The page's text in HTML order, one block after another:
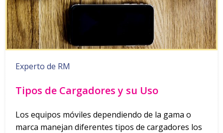
Experto de RM
Tipos de Cargadores y su Uso
Los equipos móviles dependiendo de la gama o
marca manejan diferentes tipos de cargadores los